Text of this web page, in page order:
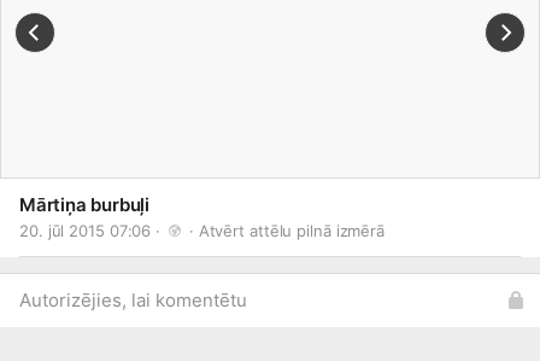
Mārtiņa burbuļi
20. jūl 2015 07:06 · · Atvērt attēlu pilnā izmērā
Autorizējies, lai komentētu